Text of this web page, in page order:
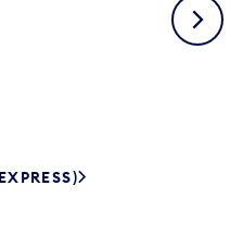
Suivant